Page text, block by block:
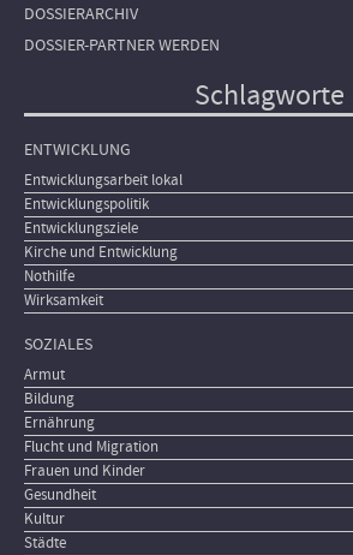
DOSSIERARCHIV
DOSSIER-PARTNER WERDEN
Schlagworte
ENTWICKLUNG
Entwicklungsarbeit lokal
Entwicklungspolitik
Entwicklungsziele
Kirche und Entwicklung
Nothilfe
Wirksamkeit
SOZIALES
Armut
Bildung
Ernährung
Flucht und Migration
Frauen und Kinder
Gesundheit
Kultur
Städte